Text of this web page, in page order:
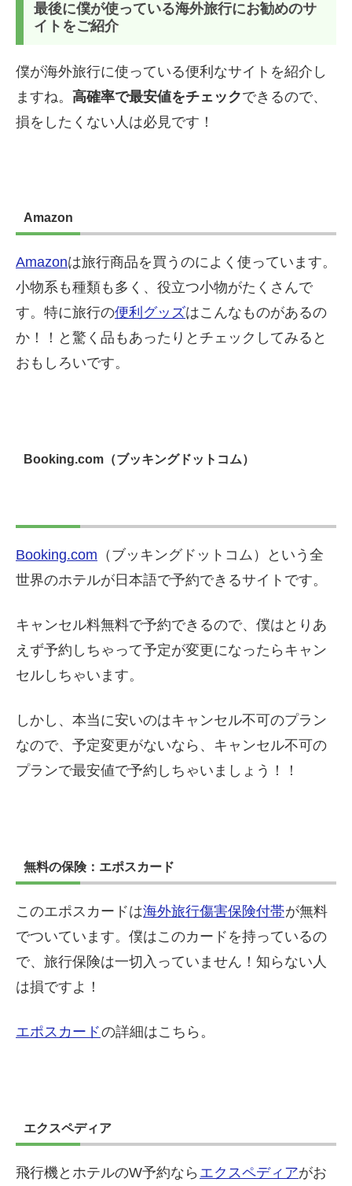
最後に僕が使っている海外旅行にお勧めのサ
イトをご紹介
僕が海外旅行に使っている便利なサイトを紹介し
ますね。 高確率で最安値をチェックできるので、
損をしたくない人は必見です！
Amazon
Amazonは旅行商品を買うのによく使っています。
小物系も種類も多く、役立つ小物がたくさんで
す。特に旅行の便利グッズはこんなものがあるの
か！！と驚く品もあったりとチェックしてみると
おもしろいです。
Booking.com（ブッキングドットコム）
Booking.com （ブッキングドットコム）という全
世界のホテルが日本語で予約できるサイトです。
キャンセル料無料で予約できるので、僕はとりあ
えず予約しちゃって予定が変更になったらキャン
セルしちゃいます。
しかし、本当に安いのはキャンセル不可のプラン
なので、予定変更がないなら、キャンセル不可の
プランで最安値で予約しちゃいましょう！！
無料の保険：エポスカード
このエポスカードは海外旅行傷害保険付帯が無料
でついています。僕はこのカードを持っているの
で、旅行保険は一切入っていません！知らない人
は損ですよ！
エポスカードの詳細はこちら。
エクスペディア
飛行機とホテルのW予約なら エクスペディアがお